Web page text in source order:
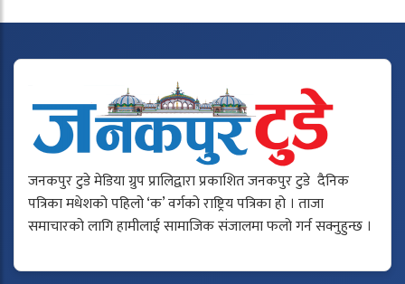
जनकपुर टुडे मेडिया ग्रुप प्रालिद्वारा प्रकाशित जनकपुर टुडे दैनिक
पत्रिका मधेशको पहिलो ‘क’ वर्गको राष्ट्रिय पत्रिका हो । ताजा
समाचारको लागि हामीलाई सामाजिक संजालमा फलो गर्न सक्नुहुन्छ ।